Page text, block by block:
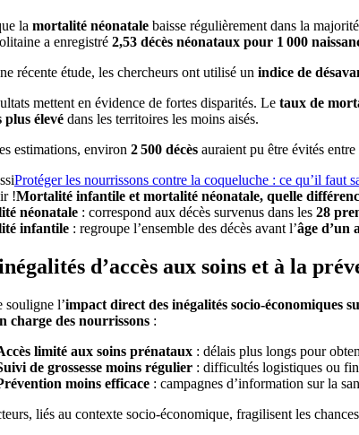
la mortalité néonatalebaisse régulièrement dans la
a enregistré 2,53 décès néonataux pour 1 000
récente étude, les chercheurs ont utilisé un indice de
mettent en évidence de fortes disparités. Le taux de
plus élevé dans les territoires les moins aisés.
estimations, environ 2 500 décèsauraient pu être évités
Protéger les nourrissons contre la coqueluche : ce qu’il faut
!Mortalité infantile et mortalité néonatale, quelle
néonatale: correspond aux décès survenus dans les 28
infantile: regroupe l’ensemble des décès avant l’âge d’un
d’accès aux soins et à la
souligne l’impact direct des inégalités socio-économiques
charge des nourrissons:
limité aux soins prénataux: délais plus longs pour
de grossesse moins régulier: difficultés logistiques ou
moins efficace: campagnes d’information sur la
liés au contexte socio-économique, fragilisent les